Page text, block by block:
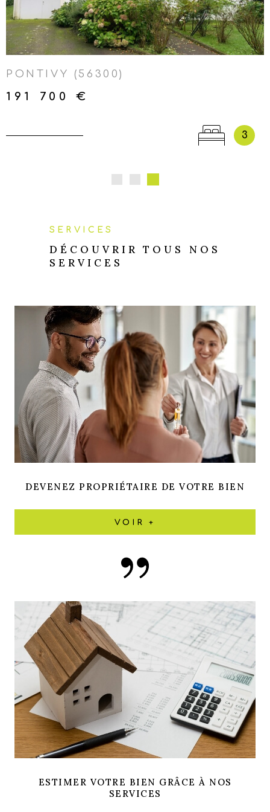
LOCMALO-NEULLIAC-
KERGRIST-SAINT-AIGNAN-
SAINTE-BRIGITTE-GUERLÉDAN
PONTIVY (56300)
191 700 €
3
SERVICES
DÉCOUVRIR TOUS NOS
SERVICES
DEVENEZ PROPRIÉTAIRE DE VOTRE BIEN
VOIR +
ESTIMER VOTRE BIEN GRÂCE À NOS
SERVICES